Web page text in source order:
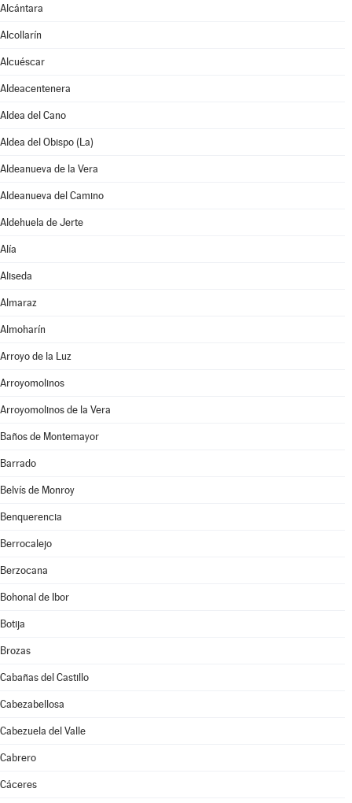
Alcántara
Alcollarín
Alcuéscar
Aldeacentenera
Aldea del Cano
Aldea del Obispo (La)
Aldeanueva de la Vera
Aldeanueva del Camino
Aldehuela de Jerte
Alía
Aliseda
Almaraz
Almoharín
Arroyo de la Luz
Arroyomolinos
Arroyomolinos de la Vera
Baños de Montemayor
Barrado
Belvís de Monroy
Benquerencia
Berrocalejo
Berzocana
Bohonal de Ibor
Botija
Brozas
Cabañas del Castillo
Cabezabellosa
Cabezuela del Valle
Cabrero
Cáceres